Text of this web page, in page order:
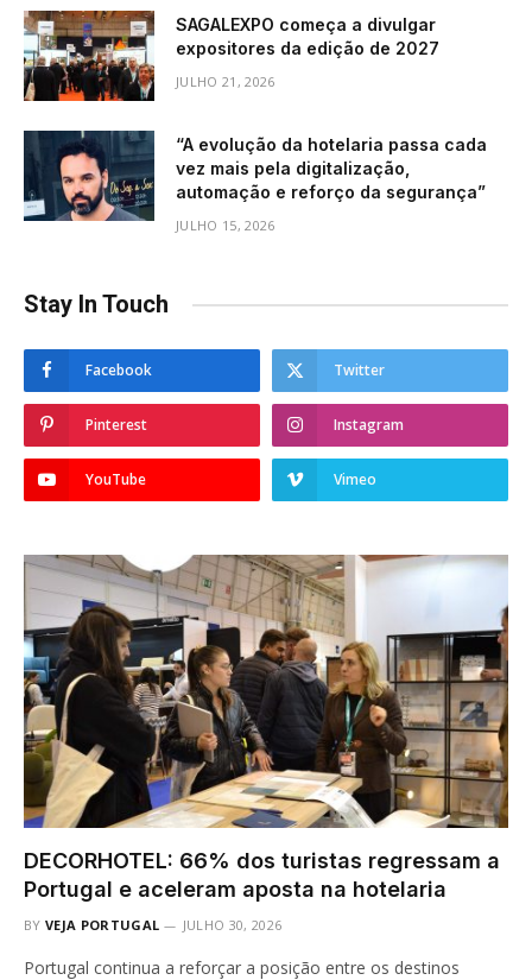
SAGALEXPO começa a divulgar
expositores da edição de 2027
JULHO 21, 2026
“A evolução da hotelaria passa cada
vez mais pela digitalização,
automação e reforço da segurança”
JULHO 15, 2026
Stay In Touch
Facebook Twitter
Pinterest Instagram
YouTube Vimeo
DECORHOTEL: 66% dos turistas regressam a
Portugal e aceleram aposta na hotelaria
BY VEJA PORTUGAL JULHO 30, 2026
Portugal continua a reforçar a posição entre os destinos